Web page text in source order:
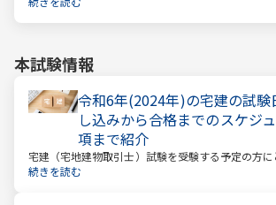
本試験情報
令和6年(2024年)の宅建の試験
し込みから合格までのスケジ
項まで紹介
宅建（宅地建物取引士）試験を受験する予定の方
情報は「試験日」です。いつから勉強を始めるか、
続きを読む